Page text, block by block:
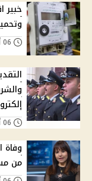
خبير
وفاة
من